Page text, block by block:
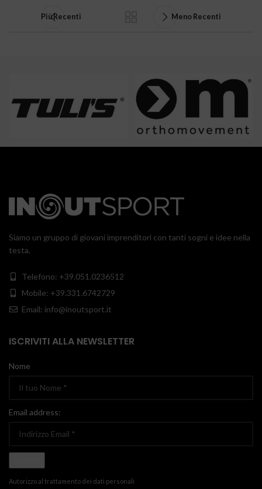
Più Recenti Meno Recenti
Siamo un gruppo di giovani imprenditori con tanti sogni e idee nella
testa.
Telefono: +39.051.0236512
Mobile: +39.331.6742729
Email: info@inoutsport.it
ISCRIVITI ALLA NEWSLETTER
Nome
Email address:
Autorizzo al trattamento dei dati personali